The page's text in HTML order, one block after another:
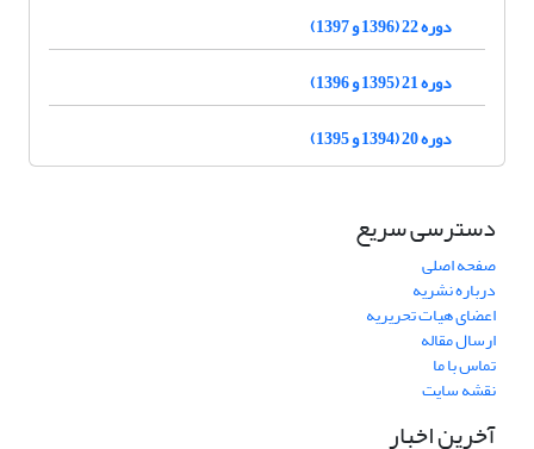
دوره 22 (1396 و 1397)
دوره 21 (1395 و 1396)
دوره 20 (1394 و 1395)
دسترسی سریع
صفحه اصلی
درباره نشریه
اعضای هیات تحریریه
ارسال مقاله
تماس با ما
نقشه سایت
آخرین اخبار